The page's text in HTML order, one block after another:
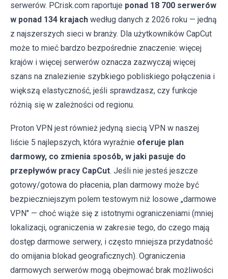
serwerów. PCrisk.com raportuje ponad 18 700 serwerów
w ponad 134 krajach według danych z 2026 roku — jedną
z najszerszych sieci w branży. Dla użytkowników CapCut
może to mieć bardzo bezpośrednie znaczenie: więcej
krajów i więcej serwerów oznacza zazwyczaj więcej
szans na znalezienie szybkiego pobliskiego połączenia i
większą elastyczność, jeśli sprawdzasz, czy funkcje
różnią się w zależności od regionu.
Proton VPN jest również jedyną siecią VPN w naszej
liście 5 najlepszych, która wyraźnie oferuje plan
darmowy, co zmienia sposób, w jaki pasuje do
przepływów pracy CapCut. Jeśli nie jesteś jeszcze
gotowy/gotowa do płacenia, plan darmowy może być
bezpieczniejszym polem testowym niż losowe „darmowe
VPN" — choć wiąże się z istotnymi ograniczeniami (mniej
lokalizacji, ograniczenia w zakresie tego, do czego mają
dostęp darmowe serwery, i często mniejsza przydatność
do omijania blokad geograficznych). Ograniczenia
darmowych serwerów mogą obejmować brak możliwości